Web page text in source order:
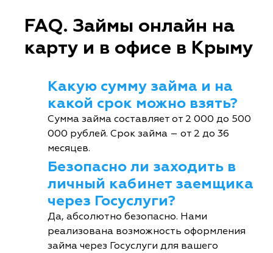
FAQ. Займы онлайн на
карту и в офисе в Крыму
Какую сумму займа и на
какой срок можно взять?
Сумма займа составляет от 2 000 до 500
000 рублей. Срок займа – от 2 до 36
месяцев.
Безопасно ли заходить в
личный кабинет заемщика
через Госуслуги?
Да, абсолютно безопасно. Нами
реализована возможность оформления
займа через Госуслуги для вашего